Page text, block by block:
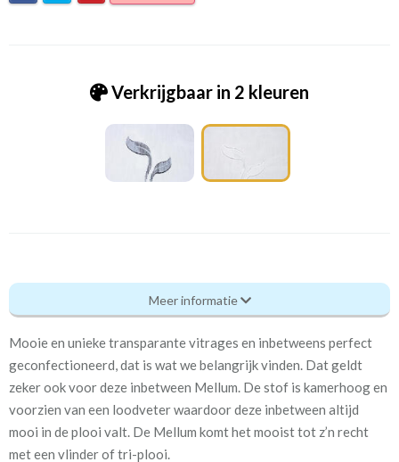
Verkrijgbaar in 2 kleuren
Un_0835-001 Mellum
Eigenschappen gordijnstof
Artikelnummer Un_0835-001 Mellum
Kamerhoog 280 cm
Meestal eerder, maar houd
circa 2-3 weken
Meer informatie
Mooie en unieke transparante vitrages en inbetweens perfect
geconfectioneerd, dat is wat we belangrijk vinden. Dat geldt
zeker ook voor deze inbetween Mellum. De stof is kamerhoog en
voorzien van een loodveter waardoor deze inbetween altijd
mooi in de plooi valt. De Mellum komt het mooist tot z’n recht
met een vlinder of tri-plooi.